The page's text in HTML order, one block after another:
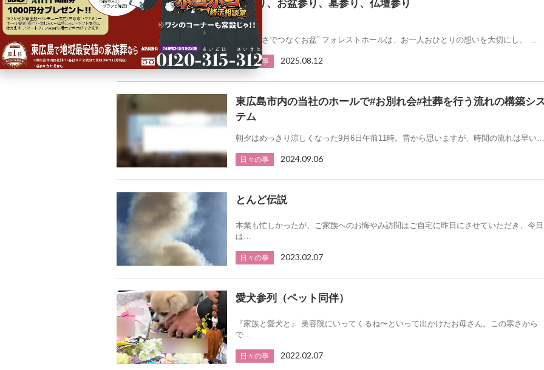
空参り、お盆参り、墓参り、仏壇参り
“やさしさでつなぐお盆” フォレストホールは、お一人おひとりの想いを大切にし、 …
日々の事 2025.08.12
東広島市内の当社のホールで#お別れ会#社葬を行う流れの構築シ
テム
朝夕はめっきり涼しくなった9月6日午前11時。昔から思いますが、時間の流れは早い
日々の事 2024.09.06
とんど伝説
本業も忙しかったが、ご家族へのお悔やみ訪問はご自宅に昨日にさせていただき、今日
は…
日々の事 2023.02.07
愛犬参列（ペット同伴）
『家族と愛犬と』 美容院にいってくるね〜といって出かけたお母さん。この寒さから
で…
日々の事 2022.02.07